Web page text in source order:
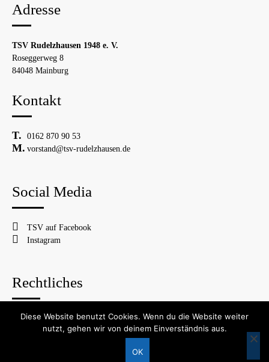
Adresse
TSV Rudelzhausen 1948 e. V.
Roseggerweg 8
84048 Mainburg
Kontakt
0162 870 90 53
vorstand@tsv-rudelzhausen.de
Social Media
TSV auf Facebook
Instagram
Rechtliches
© 2026 TSV Rudelzhausen
Impressum
Diese Website benutzt Cookies. Wenn du die Website weiter
nutzt, gehen wir von deinem Einverständnis aus.
OK